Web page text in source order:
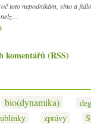
toto nepodnikám, víno a
nelz…
komentářů (RSS)
bio(dynamika)
zprávy